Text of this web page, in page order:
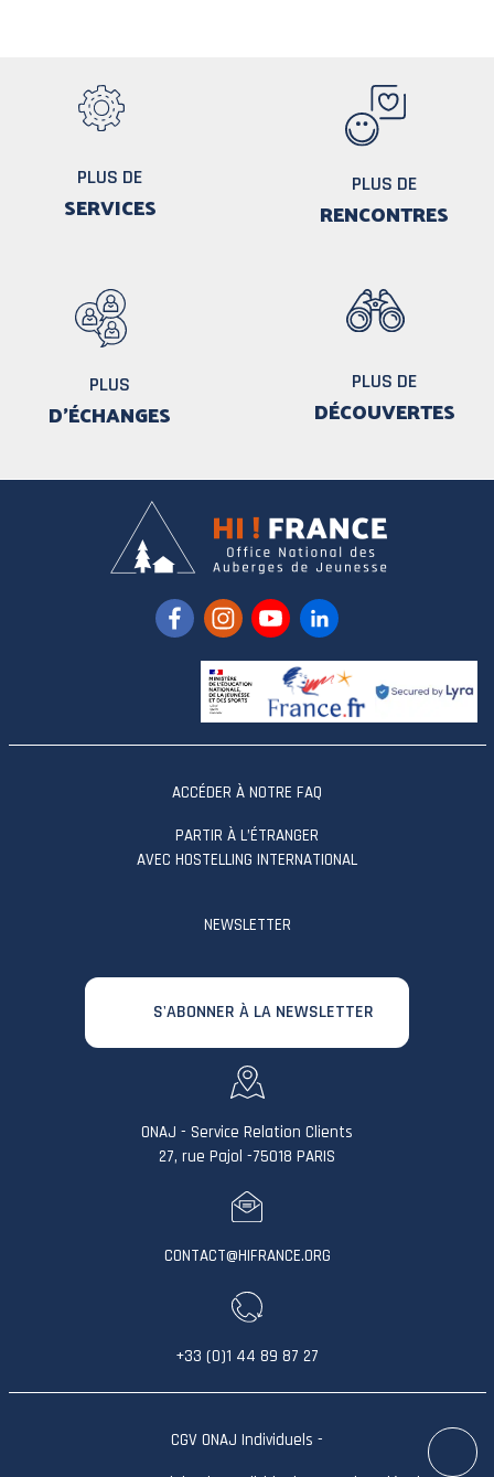
PLUS DE
SERVICES
PLUS DE
RENCONTRES
PLUS
D'ÉCHANGES
PLUS DE
DÉCOUVERTES
ACCÉDER À NOTRE FAQ
PARTIR À L’ÉTRANGER
AVEC HOSTELLING INTERNATIONAL
NEWSLETTER
S'ABONNER À LA NEWSLETTER
ONAJ - Service Relation Clients
27, rue Pajol -75018 PARIS
CONTACT@HIFRANCE.ORG
+33 (0)1 44 89 87 27
CGV ONAJ Individuels -